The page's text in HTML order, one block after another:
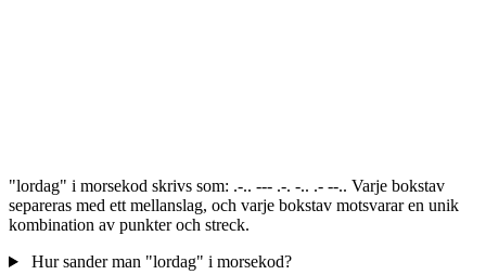
"lordag" i morsekod skrivs som: .-.. --- .-. -.. .- --.. Varje bokstav
separeras med ett mellanslag, och varje bokstav motsvarar en unik
kombination av punkter och streck.
Hur sander man "lordag" i morsekod?